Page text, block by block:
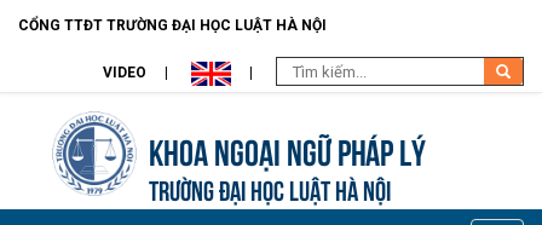
CỔNG TTĐT TRƯỜNG ĐẠI HỌC LUẬT HÀ NỘI
VIDEO
Khoa Ngoại ngữ pháp lý
TRƯỜNG ĐẠI HỌC LUẬT HÀ NỘI